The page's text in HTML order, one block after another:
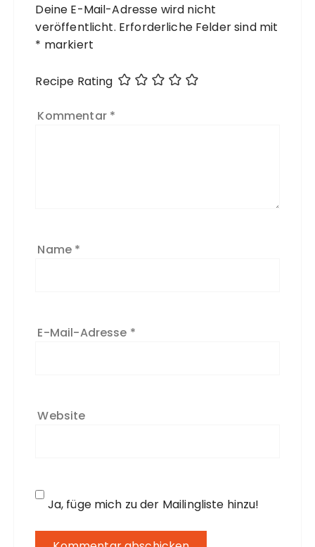
Deine E-Mail-Adresse wird nicht
veröffentlicht. Erforderliche Felder sind mit
* markiert
Recipe Rating
Kommentar *
Name *
E-Mail-Adresse *
Website
Ja, füge mich zu der Mailingliste hinzu!
A
l
t
r
a